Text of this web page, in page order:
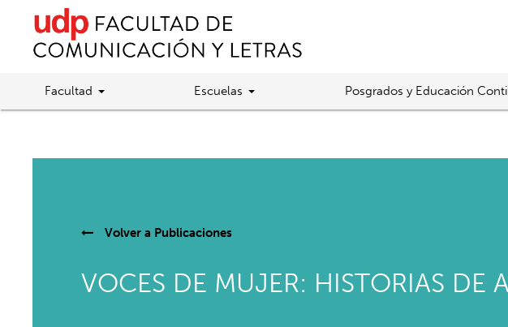
Facultad Escuelas Posgrados y Educación
Volver a Publicaciones
VOCES DE MUJER: HISTORIAS DE